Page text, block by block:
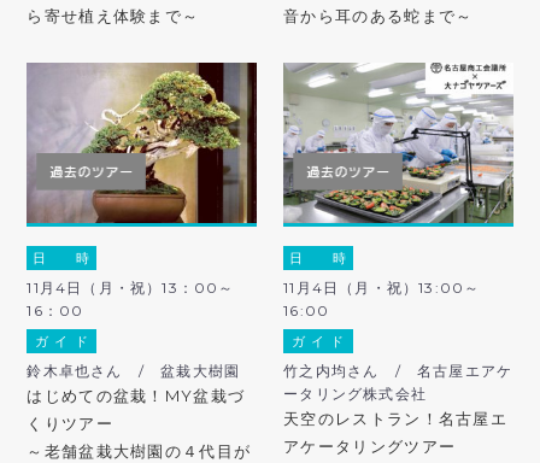
ら寄せ植え体験まで～
音から耳のある蛇まで～
日 時
11月4日（月・祝）13：00～
16：00
ガ イ ド
鈴木卓也さん / 盆栽大樹園
はじめての盆栽！MY盆栽づ
くりツアー
～老舗盆栽大樹園の４代目が
日 時
11月4日（月・祝）13:00～
16:00
ガ イ ド
竹之内均さん / 名古屋エアケ
ータリング株式会社
天空のレストラン！名古屋エ
アケータリングツアー